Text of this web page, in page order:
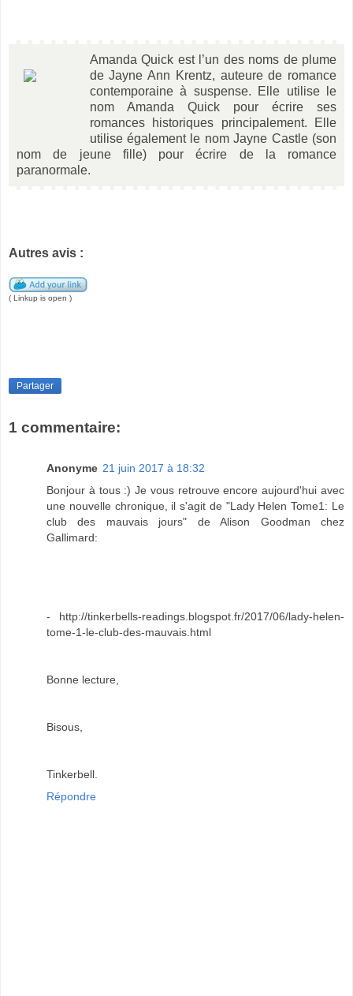
Amanda Quick est l’un des noms de plume
de Jayne Ann Krentz, auteure de romance
contemporaine à suspense. Elle utilise le
nom Amanda Quick pour écrire ses
romances historiques principalement. Elle
utilise également le nom Jayne Castle (son
nom de jeune fille) pour écrire de la romance
paranormale.
Autres avis :
( Linkup is open )
Partager
1 commentaire:
Anonyme 21 juin 2017 à 18:32
Bonjour à tous :) Je vous retrouve encore aujourd'hui avec
une nouvelle chronique, il s'agit de "Lady Helen Tome1: Le
club des mauvais jours" de Alison Goodman chez
Gallimard:
- http://tinkerbells-readings.blogspot.fr/2017/06/lady-helen-
tome-1-le-club-des-mauvais.html
Bonne lecture,
Bisous,
Tinkerbell.
Répondre